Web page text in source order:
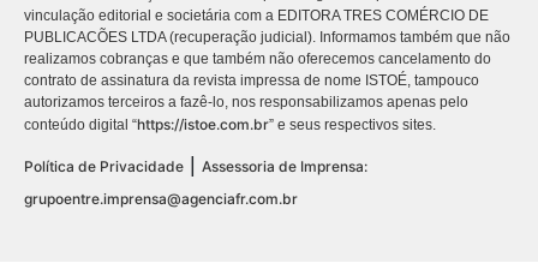
vinculação editorial e societária com a EDITORA TRES COMÉRCIO DE
PUBLICACÕES LTDA (recuperação judicial). Informamos também que não
realizamos cobranças e que também não oferecemos cancelamento do
contrato de assinatura da revista impressa de nome ISTOÉ, tampouco
autorizamos terceiros a fazê-lo, nos responsabilizamos apenas pelo
conteúdo digital “https://istoe.com.br” e seus respectivos sites.
Política de Privacidade
Assessoria de Imprensa:
grupoentre.imprensa@agenciafr.com.br